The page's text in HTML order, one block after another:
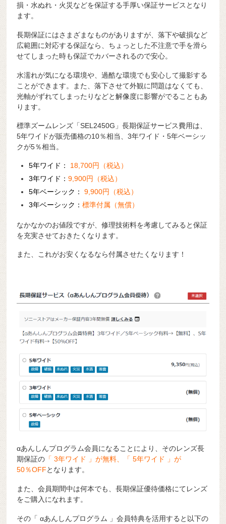
損・水ぬれ・火災などを保証する手厚い保証サービスとなり
ます。
長期保証にはさまざまなものがありますが、落下や破損など
広範囲に対応する保証なら、ちょっとした不注意で手を滑ら
せてしまった時も保証でカバーされるので安心。
水濡れが気になる環境や、過酷な環境でも安心して撮影する
ことができます。また、落下させて外観に問題はなくても、
光軸がずれてしまったりなどと解像度に影響がでることもあ
ります。
標準ズームレンズ「SEL2450G」長期保証サービス費用は、
5年ワイドが販売価格の10％相当、3年ワイド・5年ベーシッ
クが5％相当。
5年ワイド：
18,700円（税込）
3年ワイド：9,900円（税込）
5年ベーシック：
9,900円（税込）
3年ベーシック：標準付属（無償）
なかなかのお値段ですが、修理技術料を考慮してみると保証
を充実させておきたくなります。
また、これがお安くなるなら付属させたくなります！
αあんしんプログラム会員になることにより、そのレンズ長
期保証の 「 3年ワイド 」が無料、「 5年ワイド 」が
50％OFFとなります。
また、会員期間中は何本でも、長期保証優待価格にてレンズ
をご購入になれます。
その「 αあんしんプログラム 」会員特典を活用すると以下の